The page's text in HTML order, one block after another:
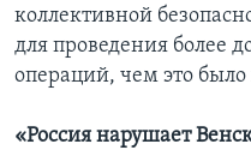
коллективной
для проведения более
операций, чем это
«Россия нарушает